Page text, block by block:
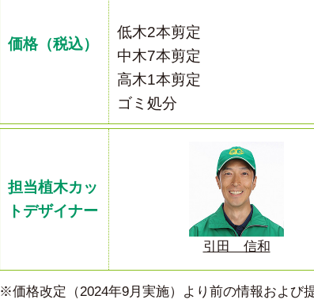
価格（税込）
低木2本剪定
中木7本剪定
高木1本剪定
ゴミ処分
担当植木カッ
トデザイナー
引田 信和
※価格改定（2024年9月実施）より前の情報および